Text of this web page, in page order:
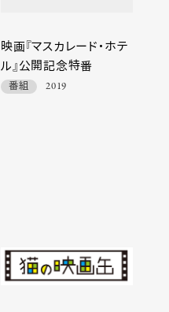
映画『マスカレード・ホテ
ル』公開記念特番
番組 2019